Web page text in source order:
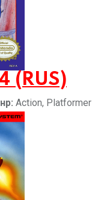
(RUS)
Action, Platformer